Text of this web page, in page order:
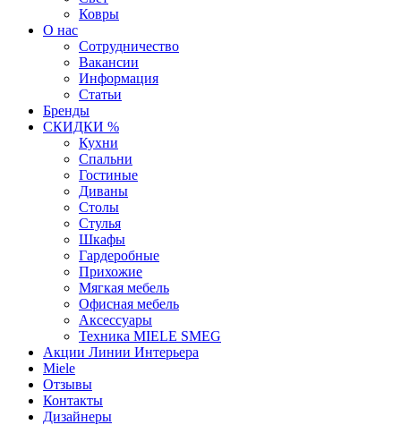
Ковры
О нас
Сотрудничество
Вакансии
Информация
Статьи
Бренды
СКИДКИ %
Кухни
Спальни
Гостиные
Диваны
Столы
Стулья
Шкафы
Гардеробные
Прихожие
Мягкая мебель
Офисная мебель
Аксессуары
Техника MIELE SMEG
Акции Линии Интерьера
Miele
Отзывы
Контакты
Дизайнеры